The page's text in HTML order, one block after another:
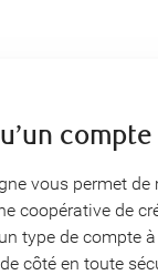
vous permet
coopérative de
type de compte
côté en toute